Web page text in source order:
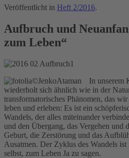
Veröffentlicht in Heft 2/2016.
Aufbruch und
zum Leben“
In unserem
wiederholt sich ähnlich wie in der
transformatorisches Phänomen, das
leben und erleben: Es ist ein
Wandels, der alles miteinander
und den Übergang, das Vergehen und
Geburt, die Zerstörung und das
Ausatmen. Der Zyklus des Wandels
selbst, zum Leben Ja zu sagen.